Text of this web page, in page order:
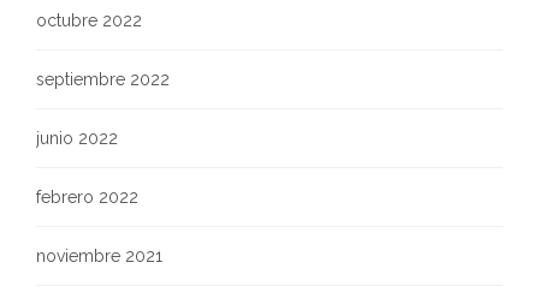
octubre 2022
septiembre 2022
junio 2022
febrero 2022
noviembre 2021